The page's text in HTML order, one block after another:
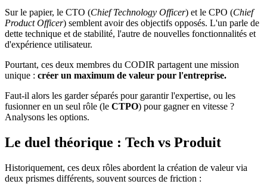
Sur le papier, le CTO (Chief Technology Officer) et le CPO (Chief
Product Officer) semblent avoir des objectifs opposés. L'un parle de
dette technique et de stabilité, l'autre de nouvelles fonctionnalités et
d'expérience utilisateur.
Pourtant, ces deux membres du CODIR partagent une mission
unique : créer un maximum de valeur pour l'entreprise.
Faut-il alors les garder séparés pour garantir l'expertise, ou les
fusionner en un seul rôle (le CTPO) pour gagner en vitesse ?
Analysons les options.
Le duel théorique : Tech vs Produit
Historiquement, ces deux rôles abordent la création de valeur via
deux prismes différents, souvent sources de friction :